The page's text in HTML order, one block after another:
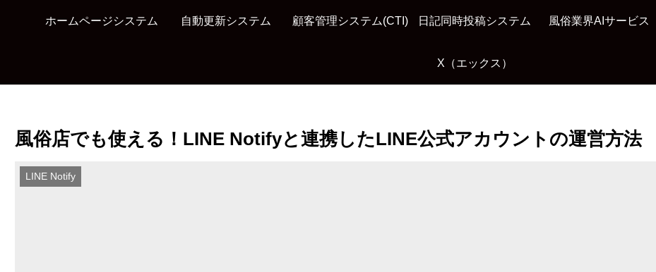
ホームページシステム 自動更新システム 顧客管理システム(CTI) 日記同時投稿システム 風俗業界AIサービス
X（エックス）
風俗店でも使える！LINE Notifyと連携したLINE公式アカウントの運営方法
LINE Notify